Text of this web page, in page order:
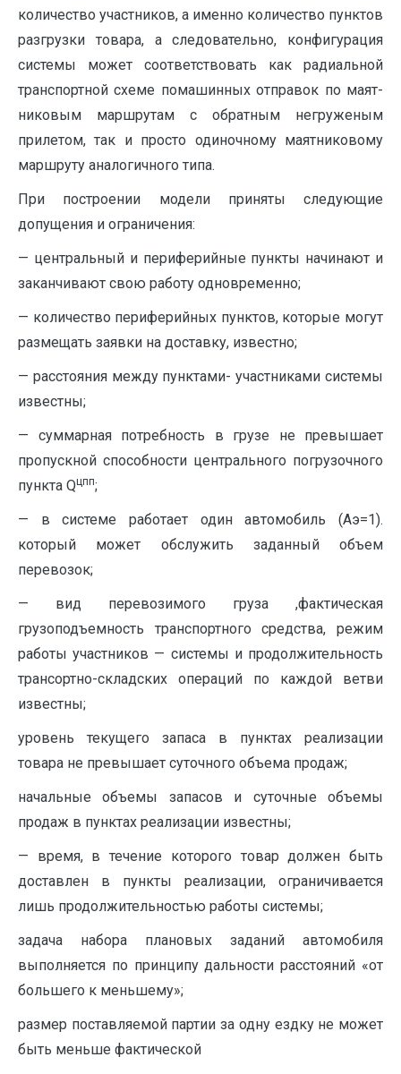
количество учас­тников, а именно количество пунктов
разгрузки товара, а следовательно, конфигурация
системы может соответствовать как радиальной
транс­портной схеме помашинных отправок по маят­
никовым маршрутам с обратным негруженым
прилетом, так и просто одиночному маятниково­му
маршруту аналогичного типа.
При построении модели приняты следую­щие
допущения и ограничения:
— центральный и периферийные пункты начинают и
заканчивают свою работу одновре­менно;
— количество периферийных пунктов, ко­торые могут
размещать заявки на доставку, из­вестно;
— расстояния между пунктами- участниками системы
известны;
— суммарная потребность в грузе не пре­вышает
пропускной способности центрально­го погрузочного
пункта Qцпп;
— в системе работает один автомобиль (Аэ=1).
который может обслужить заданный объем
перевозок;
— вид перевозимого груза ,фактическая
грузоподъемность транспортного средства, режим
работы участни­ков — системы и продолжительность
трансортно-складских операций по каждой ветви
известны;
уровень текущего запаса в пунктах реа­лизации
товара не превышает суточного объе­ма продаж;
начальные объемы запасов и суточные объемы
продаж в пунктах реализации известны;
— время, в течение которого товар должен быть
доставлен в пункты реализации, ограни­чивается
лишь продолжительностью работы системы;
задача набора плановых заданий авто­мобиля
выполняется по принципу дальности расстояний «от
большего к меньшему»;
размер поставляемой партии за одну езд­ку не может
быть меньше фактической